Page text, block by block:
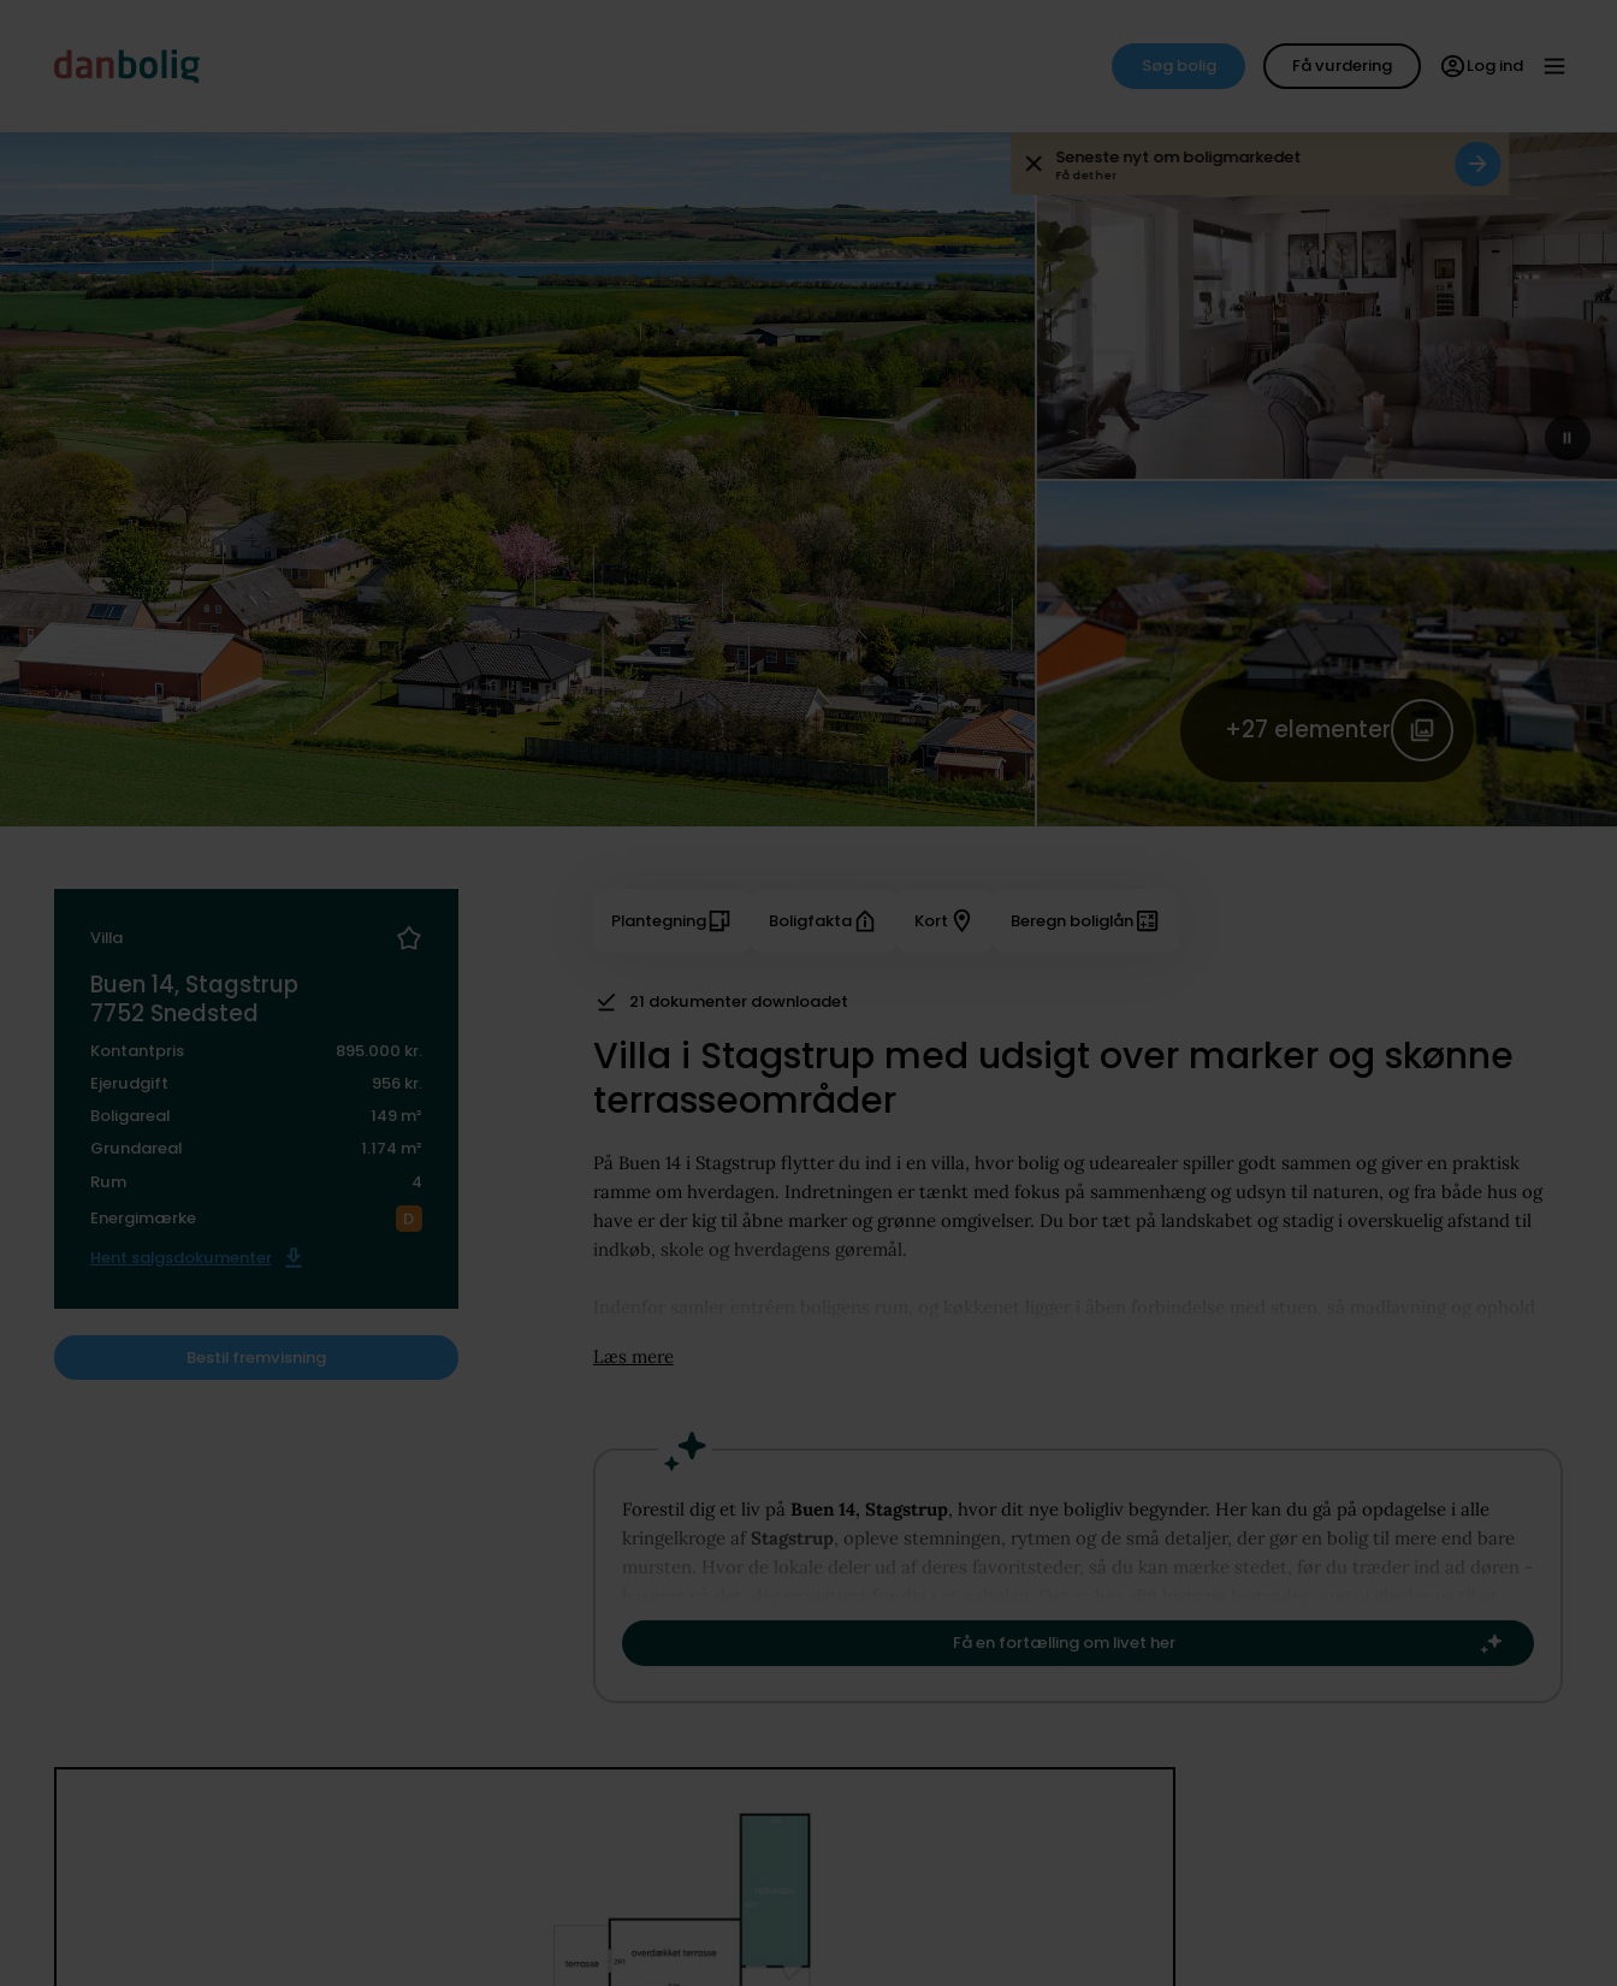
Søg bolig Få vurdering Log ind
Seneste nyt om boligmarkedet
Få det her
+27 elementer
Villa
Buen 14, Stagstrup
7752 Snedsted
Kontantpris
895.000 kr.
Ejerudgift
956 kr.
Boligareal
149 m²
Grundareal
1.174 m²
Rum
4
Energimærke
Hent salgsdokumenter
Bestil fremvisning
Plantegning Boligfakta Kort Beregn boliglån
21 dokumenter downloadet
Villa i Stagstrup med udsigt over marker og skønne
terrasseområder
På Buen 14 i Stagstrup flytter du ind i en villa, hvor bolig og udearealer spiller godt sammen og giver en praktisk
ramme om hverdagen. Indretningen er tænkt med fokus på sammenhæng og udsyn til naturen, og fra både hus og
have er der kig til åbne marker og grønne omgivelser. Du bor tæt på landskabet og stadig i overskuelig afstand til
indkøb, skole og hverdagens gøremål.
udgang til terrasserne, så familielivet let kan fortsætte udendørs.
tredje er oplagt som soveværelse eller kontor med lidt afstand til opholdszonen. Badeværelset har bruseniche, hvidt
indgang fra gård- eller havesiden med adgang til både værksted og garage, så du får gode rammer til hobby,
opbevaring og projekter. I forlængelse af bygningen ligger et separat redskabsrum til ekstra opbevaring.
udeliv. Haven omkranser huset og giver en behagelig fornemmelse af luft omkring ejendommen, mens udsigten til
markerne understreger nærheden til naturen.
Læs mere
Forestil dig et liv på Buen 14, Stagstrup, hvor dit nye boligliv begynder. Her kan du gå på opdagelse i alle
kringelkroge af Stagstrup, opleve stemningen, rytmen og de små detaljer, der gør en bolig til mere end bare
mursten. Hvor de lokale deler ud af deres favoritsteder, så du kan mærke stedet, før du træder ind ad døren -
vise dig, hvordan Stagstrup kan danne rammen om dit næste kapitel.​
Få en fortælling om livet her